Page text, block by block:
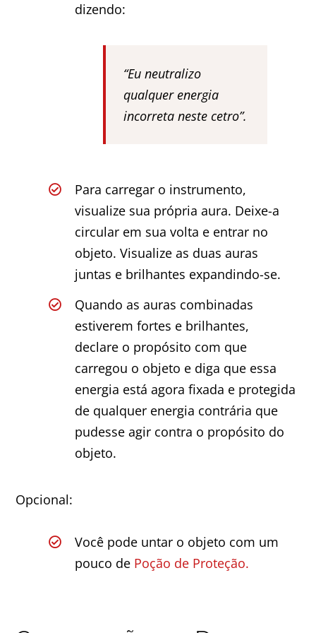
dizendo:
“Eu neutralizo
qualquer energia
incorreta neste cetro”.
Para carregar o instrumento,
visualize sua própria aura. Deixe-a
circular em sua volta e entrar no
objeto. Visualize as duas auras
juntas e brilhantes expandindo-se.
Quando as auras combinadas
estiverem fortes e brilhantes,
declare o propósito com que
carregou o objeto e diga que essa
energia está agora fixada e protegida
de qualquer energia contrária que
pudesse agir contra o propósito do
objeto.
Opcional:
Você pode untar o objeto com um
pouco de Poção de Proteção.